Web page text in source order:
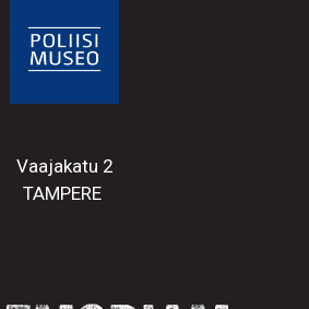
Vaajakatu 2
TAMPERE